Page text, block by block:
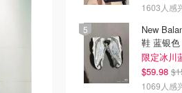
1603人感
New Balance 204L
鞋 蓝银色
限定冰川
$59.98
1069人感